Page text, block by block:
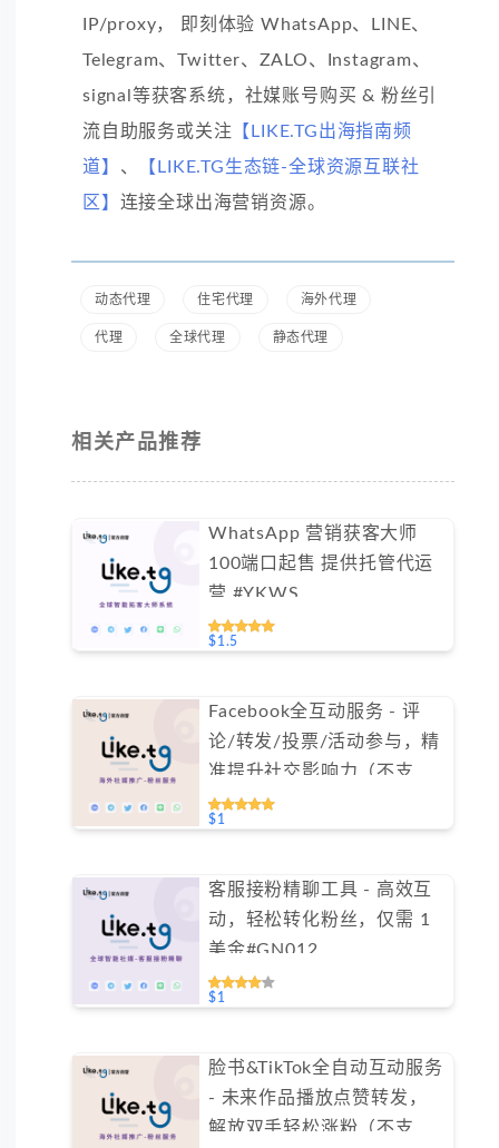
IP/proxy， 即刻体验 WhatsApp、LINE、
Telegram、Twitter、ZALO、Instagram、
signal等获客系统，社媒账号购买 & 粉丝引
流自助服务或关注 【LIKE.TG出海指南频
道】 、
【LIKE.TG生态链-全球资源互联社
区】 连接全球出海营销资源。
动态代理 住宅代理 海外代理
代理 全球代理 静态代理
相关产品推荐
WhatsApp 营销获客大师
100端口起售 提供托管代运
营 #YKWS
$1.5
Facebook全互动服务 - 评
论/转发/投票/活动参与，精
准提升社交影响力（不支持
免费测试）
$1
客服接粉精聊工具 - 高效互
动，轻松转化粉丝，仅需 1
美金#GN012
$1
脸书&TikTok全自动互动服务
- 未来作品播放点赞转发，
解放双手轻松涨粉（不支持